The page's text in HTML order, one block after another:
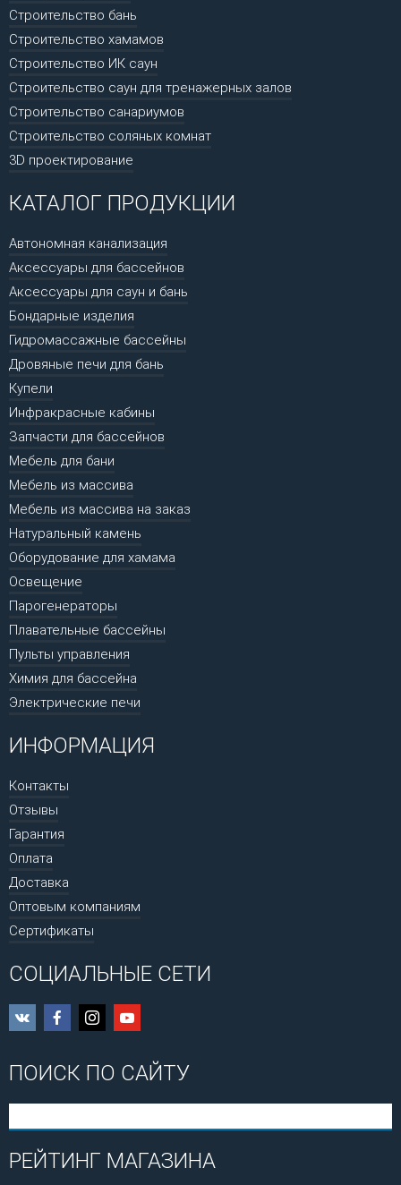
Строительство бань
Строительство хамамов
Строительство ИК саун
Строительство саун для тренажерных залов
Строительство санариумов
Строительство соляных комнат
3D проектирование
КАТАЛОГ ПРОДУКЦИИ
Автономная канализация
Аксессуары для бассейнов
Аксессуары для саун и бань
Бондарные изделия
Гидромассажные бассейны
Дровяные печи для бань
Купели
Инфракрасные кабины
Запчасти для бассейнов
Мебель для бани
Мебель из массива
Мебель из массива на заказ
Натуральный камень
Оборудование для хамама
Освещение
Парогенераторы
Плавательные бассейны
Пульты управления
Химия для бассейна
Электрические печи
ИНФОРМАЦИЯ
Контакты
Отзывы
Гарантия
Оплата
Доставка
Оптовым компаниям
Сертификаты
СОЦИАЛЬНЫЕ СЕТИ
ПОИСК ПО САЙТУ
РЕЙТИНГ МАГАЗИНА